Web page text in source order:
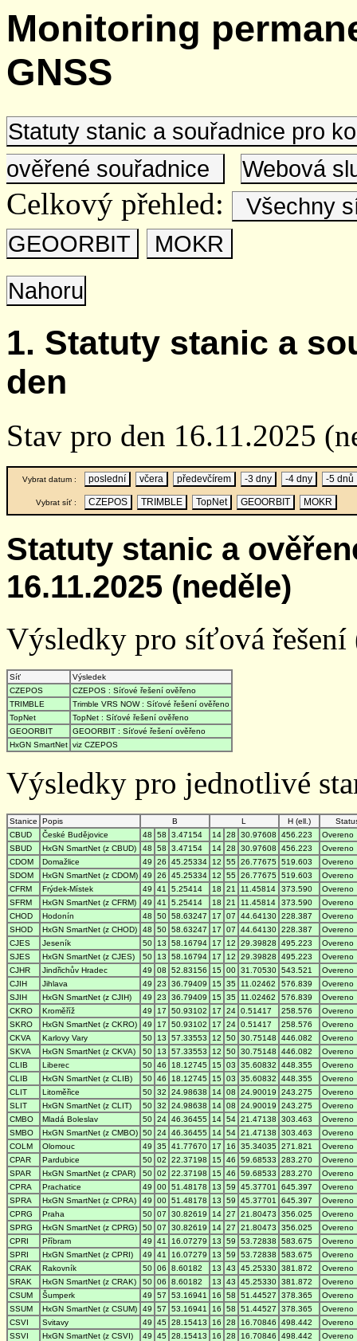
Monitoring
GNSS
Statuty stanic a souřadnice pro
ověřené souřadnice
Webová
Celkový přehled:
Všechny
GEOORBIT
MOKR
Nahoru
1. Statuty stanic a
den
Stav pro den 16.11.2025
Vybrat datum : poslední včera předevčírem -3 dny -4 dny -5 dnů
Vybrat síť : CZEPOS TRIMBLE TopNet GEOORBIT MOKR
Statuty stanic a
16.11.2025 (neděle)
Výsledky pro síťová
Síť
Výsledek
CZEPOS
CZEPOS : Síťové řešení ověřeno
TRIMBLE
Trimble VRS NOW : Síťové řešení ověřeno
TopNet
TopNet : Síťové řešení ověřeno
GEOORBIT
GEOORBIT : Síťové řešení ověřeno
HxGN SmartNet viz CZEPOS
Výsledky pro jednotlivé
Stanice Popis B L H (ell.)
CBUD
České Budějovice 48 58 3.47154 14 28 30.97608 456.223
Overeno
SBUD
HxGN SmartNet (z CBUD) 48 58 3.47154 14 28 30.97608 456.223
Overeno
CDOM
Domažlice 49 26 45.25334 12 55 26.77675 519.603
Overeno
SDOM
HxGN SmartNet (z CDOM) 49 26 45.25334 12 55 26.77675 519.603
Overeno
CFRM
Frýdek-Místek 49 41 5.25414 18 21 11.45814 373.590
Overeno
SFRM
HxGN SmartNet (z CFRM) 49 41 5.25414 18 21 11.45814 373.590
Overeno
CHOD
Hodonín 48 50 58.63247 17 07 44.64130 228.387
Overeno
SHOD
HxGN SmartNet (z CHOD) 48 50 58.63247 17 07 44.64130 228.387
Overeno
CJES
Jeseník 50 13 58.16794 17 12 29.39828 495.223
Overeno
SJES
HxGN SmartNet (z CJES) 50 13 58.16794 17 12 29.39828 495.223
Overeno
CJHR
Jindřichův Hradec 49 08 52.83156 15 00 31.70530 543.521
Overeno
CJIH
Jihlava 49 23 36.79409 15 35 11.02462 576.839
Overeno
SJIH
HxGN SmartNet (z CJIH) 49 23 36.79409 15 35 11.02462 576.839
Overeno
CKRO
Kroměříž 49 17 50.93102 17 24 0.51417 258.576
Overeno
SKRO
HxGN SmartNet (z CKRO) 49 17 50.93102 17 24 0.51417 258.576
Overeno
CKVA
Karlovy Vary 50 13 57.33553 12 50 30.75148 446.082
Overeno
SKVA
HxGN SmartNet (z CKVA) 50 13 57.33553 12 50 30.75148 446.082
Overeno
CLIB
Liberec 50 46 18.12745 15 03 35.60832 448.355
Overeno
CLIB
HxGN SmartNet (z CLIB) 50 46 18.12745 15 03 35.60832 448.355
Overeno
CLIT
Litoměřice 50 32 24.98638 14 08 24.90019 243.275
Overeno
SLIT
HxGN SmartNet (z CLIT) 50 32 24.98638 14 08 24.90019 243.275
Overeno
CMBO
Mladá Boleslav 50 24 46.36455 14 54 21.47138 303.463
Overeno
SMBO
HxGN SmartNet (z CMBO) 50 24 46.36455 14 54 21.47138 303.463
Overeno
COLM
Olomouc 49 35 41.77670 17 16 35.34035 271.821
Overeno
CPAR
Pardubice 50 02 22.37198 15 46 59.68533 283.270
Overeno
SPAR
HxGN SmartNet (z CPAR) 50 02 22.37198 15 46 59.68533 283.270
Overeno
CPRA
Prachatice 49 00 51.48178 13 59 45.37701 645.397
Overeno
SPRA
HxGN SmartNet (z CPRA) 49 00 51.48178 13 59 45.37701 645.397
Overeno
CPRG
Praha 50 07 30.82619 14 27 21.80473 356.025
Overeno
SPRG
HxGN SmartNet (z CPRG) 50 07 30.82619 14 27 21.80473 356.025
Overeno
CPRI
Příbram 49 41 16.07279 13 59 53.72838 583.675
Overeno
SPRI
HxGN SmartNet (z CPRI) 49 41 16.07279 13 59 53.72838 583.675
Overeno
CRAK
Rakovník 50 06 8.60182 13 43 45.25330 381.872
Overeno
SRAK
HxGN SmartNet (z CRAK) 50 06 8.60182 13 43 45.25330 381.872
Overeno
CSUM
Šumperk 49 57 53.16941 16 58 51.44527 378.365
Overeno
SSUM
HxGN SmartNet (z CSUM) 49 57 53.16941 16 58 51.44527 378.365
Overeno
CSVI
Svitavy 49 45 28.15413 16 28 16.70846 498.442
Overeno
SSVI
HxGN SmartNet (z CSVI) 49 45 28.15413 16 28 16.70846 498.442
Overeno